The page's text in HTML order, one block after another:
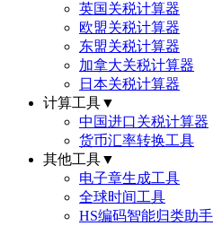
英国关税计算器
欧盟关税计算器
东盟关税计算器
加拿大关税计算器
日本关税计算器
计算工具▼
中国进口关税计算器
货币汇率转换工具
其他工具▼
电子章生成工具
全球时间工具
HS编码智能归类助手